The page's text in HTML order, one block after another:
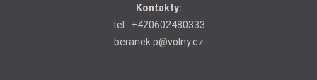
Kontakty:
tel.: +420602480333
beranek.p@volny.cz